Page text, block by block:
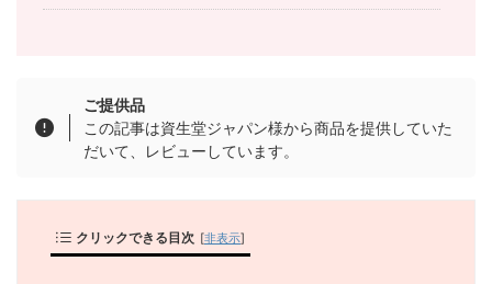
ご提供品
この記事は資生堂ジャパン様から商品を提供していた
だいて、レビューしています。
クリックできる目次 [非表示]